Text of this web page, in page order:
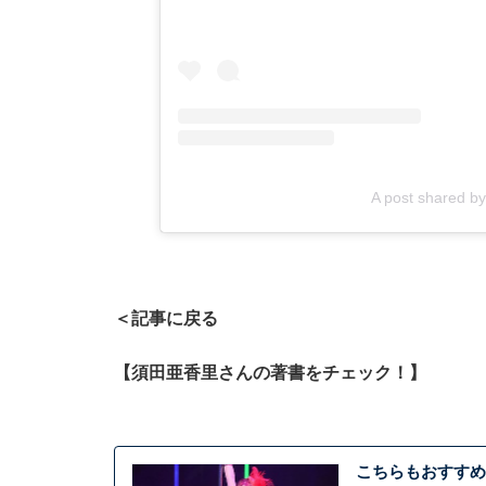
A post shared
＜記事に戻る
【須田亜香里さんの著書をチェック！】
こちらもおすすめ